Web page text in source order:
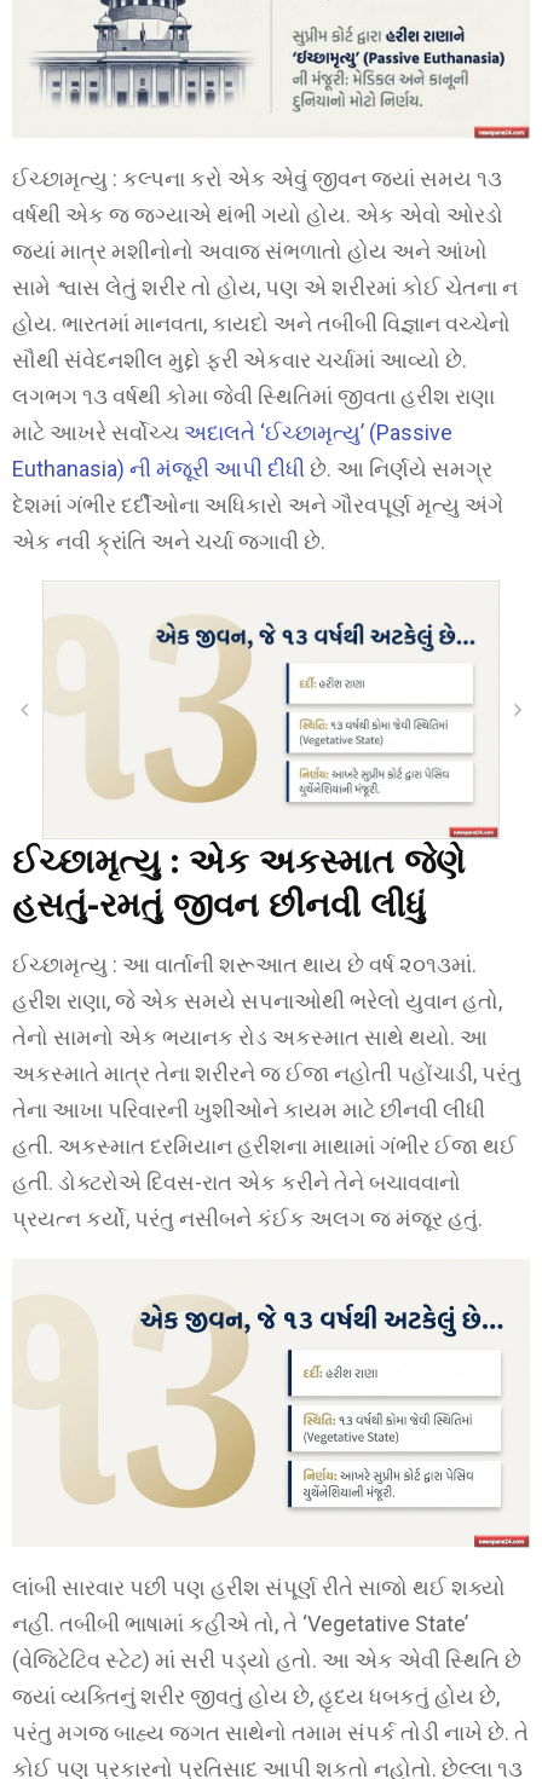
ઈચ્છામૃત્યુ : કલ્પના કરો એક એવું જીવન જ્યાં સમય ૧૩
વર્ષથી એક જ જગ્યાએ થંભી ગયો હોય. એક એવો ઓરડો
જ્યાં માત્ર મશીનોનો અવાજ સંભળાતો હોય અને આંખો
સામે શ્વાસ લેતું શરીર તો હોય, પણ એ શરીરમાં કોઈ ચેતના ન
હોય. ભારતમાં માનવતા, કાયદો અને તબીબી વિજ્ઞાન વચ્ચેનો
સૌથી સંવેદનશીલ મુદ્દો ફરી એકવાર ચર્ચામાં આવ્યો છે.
લગભગ ૧૩ વર્ષથી કોમા જેવી સ્થિતિમાં જીવતા હરીશ રાણા
માટે આખરે સર્વોચ્ચ અદાલતે ‘ઈચ્છામૃત્યુ’ (Passive
Euthanasia) ની મંજૂરી આપી દીધીછે. આ નિર્ણયે સમગ્ર
દેશમાં ગંભીર દર્દીઓના અધિકારો અને ગૌરવપૂર્ણ મૃત્યુ અંગે
એક નવી ક્રાંતિ અને ચર્ચા જગાવી છે.
ઈચ્છામૃત્યુ : એક અકસ્માત જેણે
હસતું-રમતું જીવન છીનવી લીધું
ઈચ્છામૃત્યુ : આ વાર્તાની શરૂઆત થાય છે વર્ષ ૨૦૧૩માં.
હરીશ રાણા, જે એક સમયે સપનાઓથી ભરેલો યુવાન હતો,
તેનો સામનો એક ભયાનક રોડ અકસ્માત સાથે થયો. આ
અકસ્માતે માત્ર તેના શરીરને જ ઈજા નહોતી પહોંચાડી, પરંતુ
તેના આખા પરિવારની ખુશીઓને કાયમ માટે છીનવી લીધી
હતી. અકસ્માત દરમિયાન હરીશના માથામાં ગંભીર ઈજા થઈ
હતી. ડોક્ટરોએ દિવસ-રાત એક કરીને તેને બચાવવાનો
પ્રયત્ન કર્યો, પરંતુ નસીબને કંઈક અલગ જ મંજૂર હતું.
લાંબી સારવાર પછી પણ હરીશ સંપૂર્ણ રીતે સાજો થઈ શક્યો
નહીં. તબીબી ભાષામાં કહીએ તો, તે ‘Vegetative State’
(વેજિટેટિવ સ્ટેટ) માં સરી પડ્યો હતો. આ એક એવી સ્થિતિ છે
જ્યાં વ્યક્તિનું શરીર જીવતું હોય છે, હૃદય ધબકતું હોય છે,
પરંતુ મગજ બાહ્ય જગત સાથેનો તમામ સંપર્ક તોડી નાખે છે. તે
કોઈ પણ પ્રકારનો પ્રતિસાદ આપી શકતો નહોતો. છેલ્લા ૧૩